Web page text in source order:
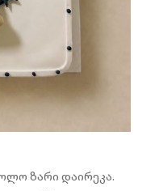
ზარი დაირეკა.